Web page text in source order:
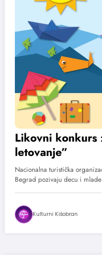
Likovni konkurs
letovanje”
Nacionalna turistička
Begrad pozivaju decu i
Kulturni Kišobran